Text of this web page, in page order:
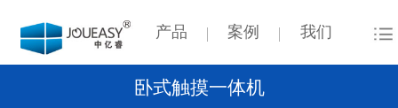
产品 案例 我们
卧式触摸一体机